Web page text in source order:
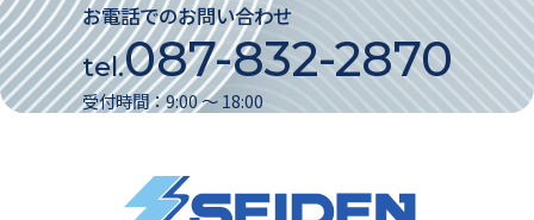
お電話でのお問い合わせ
tel.087-832-2870
受付時間：9:00 〜 18:00